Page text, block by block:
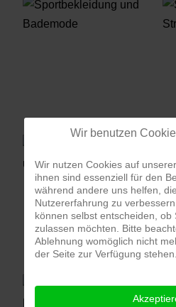
Wir benutzen
Wir nutzen Cookies auf
ihnen sind essenziell für den
während andere uns helfen,
Nutzererfahrung zu
können selbst entscheiden, ob
zulassen möchten. Bitte
Ablehnung womöglich nicht
der Seite zur Verfügung stehen.